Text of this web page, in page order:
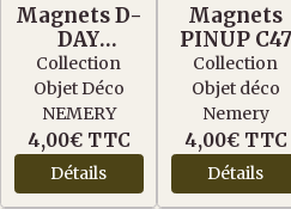
Magnets D-
DAY
Operation
Overlord
Normandie
Collection
Objet Déco
NEMERY
4,00€ TTC
Détails
Magnets
PINUP C47
Collection
Objet déco
Nemery
4,00€ TTC
Détails